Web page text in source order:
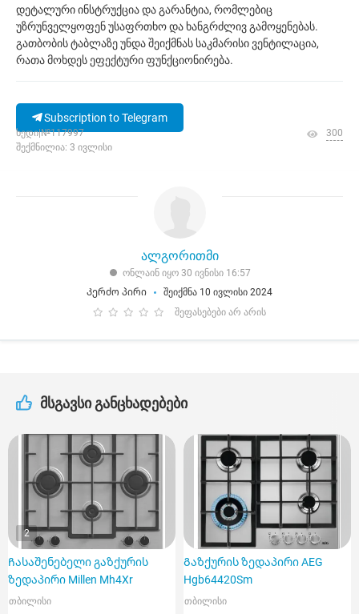
დეტალური ინსტრუქცია და გარანტია, რომლებიც
უზრუნველყოფენ უსაფრთხო და ხანგრძლივ გამოყენებას.
გათბობის ტაბლაზე უნდა შეიქმნას საკმარისი ვენტილაცია,
რათა მოხდეს ეფექტური ფუნქციონირება.
Subscription to Telegram
ხედი|№117997
შექმნილია: 3 ივლისი
300
ალგორითმი
ონლაინ იყო 30 ივნისი 16:57
Კერძო პირი
შეიქმნა 10 ივლისი 2024
შეფასებები არ არის
მსგავსი განცხადებები
2
Ჩასაშენებელი გაზქურის
ზედაპირი Millen Mh4Xr
თბილისი
Გაზქურის ზედაპირი AEG
Hgb64420Sm
თბილისი